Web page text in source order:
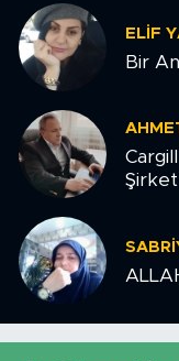
ELIF
Bir
Cargill
Şirket